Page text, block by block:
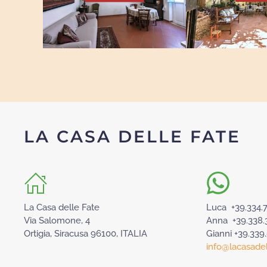
LA CASA DELLE FATE
La Casa delle Fate
Via Salomone, 4
Ortigia, Siracusa 96100, ITALIA
Luca
Anna
Gianni